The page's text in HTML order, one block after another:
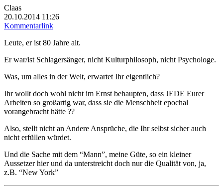
Claas
20.10.2014 11:26
Kommentarlink
Leute, er ist 80 Jahre alt.
Er war/ist Schlagersänger, nicht Kulturphilosoph, nicht Psychologe.
Was, um alles in der Welt, erwartet Ihr eigentlich?
Ihr wollt doch wohl nicht im Ernst behaupten, dass JEDE Eurer
Arbeiten so großartig war, dass sie die Menschheit epochal
vorangebracht hätte ??
Also, stellt nicht an Andere Ansprüche, die Ihr selbst sicher auch
nicht erfüllen würdet.
Und die Sache mit dem “Mann”, meine Güte, so ein kleiner
Aussetzer hier und da unterstreicht doch nur die Qualität von, ja,
z.B. “New York”